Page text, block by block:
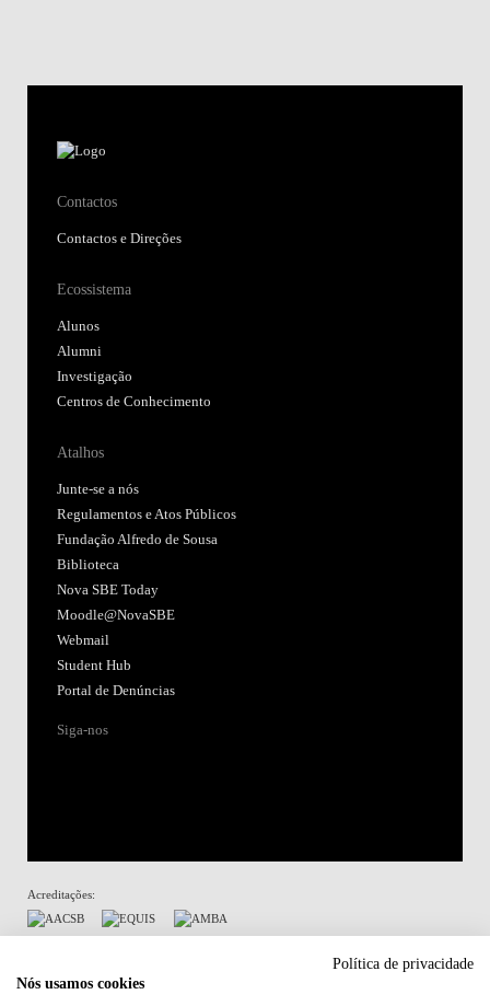
Contactos
Contactos e Direções
Ecossistema
Alunos
Alumni
Investigação
Centros de Conhecimento
Atalhos
Junte-se a nós
Regulamentos e Atos Públicos
Fundação Alfredo de Sousa
Biblioteca
Nova SBE Today
Moodle@NovaSBE
Webmail
Student Hub
Portal de Denúncias
Siga-nos
Acreditações:
Política de privacidade
Nós usamos cookies